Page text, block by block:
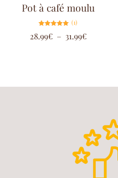
Pot à café moulu
5.00
sur 5
(1)
28.99€ – 31.99€